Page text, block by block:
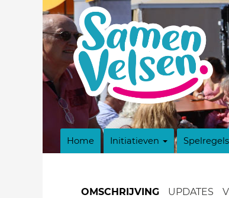
Home Initiatieven Spelregels
OMSCHRIJVING UPDATES